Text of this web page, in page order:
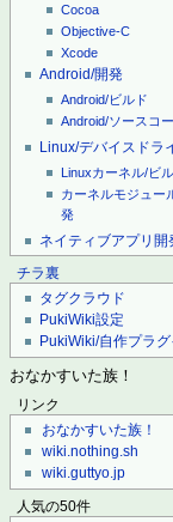
Cocoa
Objective-C
Xcode
Android/開発
Android/ビルド
Android/ソースコ
Linux/デバイスドラ
Linuxカーネル/ビ
カーネルモジュー
発
ネイティブアプリ開
チラ裏
タグクラウド
PukiWiki設定
PukiWiki/自作プラグ
おなかすいた族！
リンク
おなかすいた族！
wiki.nothing.sh
wiki.guttyo.jp
人気の50件